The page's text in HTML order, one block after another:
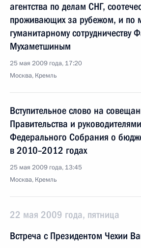
агентства по делам СНГ,
проживающих за рубежом, и по
гуманитарному сотрудничеству
Мухаметшиным
25 мая 2009 года, 17:20
Москва, Кремль
Вступительное слово на
Правительства и
Федерального Собрания о
в 2010–2012 годах
25 мая 2009 года, 13:45
Москва, Кремль
22 мая 2009 года, пятница
Встреча с Президентом Чехии